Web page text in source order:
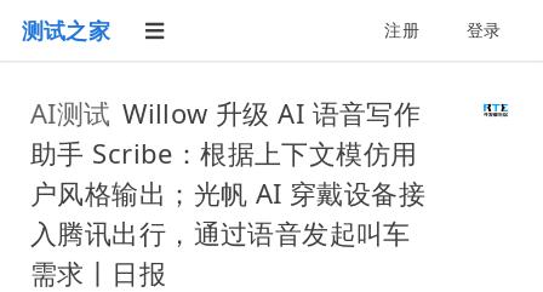
测试之家 注册 登录
AI测试 Willow 升级 AI 语音写作
助手 Scribe：根据上下文模仿用
户风格输出；光帆 AI 穿戴设备接
入腾讯出行，通过语音发起叫车
需求丨日报